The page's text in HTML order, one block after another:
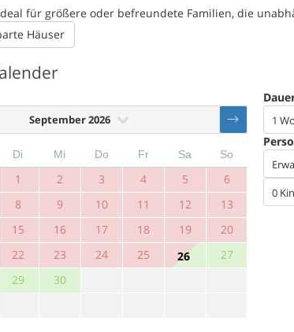
für größere oder befreundete Familien, die
Häuser
September 2026
Di Mi Do Fr Sa
So
1 2 3 4 5 6
8 9 10 11 12 13
15 16 17 18 19 20
22 23 24 25 26 27
29 30
1
0